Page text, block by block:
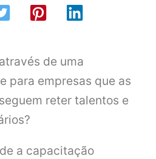
de uma
para empresas que as
reter talentos e
a capacitação